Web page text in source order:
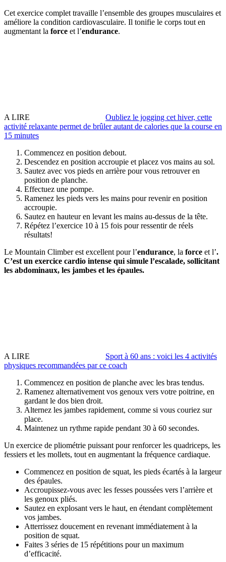
Cet exercice complet travaille l’ensemble des groupes musculaires et
améliore la condition cardiovasculaire. Il tonifie le corps tout en
augmentant la force et l’endurance.
A LIRE
Oubliez le jogging cet hiver, cette
activité relaxante permet de brûler autant de calories que la course en
15 minutes
Commencez en position debout.
Descendez en position accroupie et placez vos mains au sol.
Sautez avec vos pieds en arrière pour vous retrouver en
position de planche.
Effectuez une pompe.
Ramenez les pieds vers les mains pour revenir en position
accroupie.
Sautez en hauteur en levant les mains au-dessus de la tête.
Répétez l’exercice 10 à 15 fois pour ressentir de réels
résultats!
Le Mountain Climber est excellent pour l’endurance, la force et l’.
C’est un exercice cardio intense qui simule l’escalade, sollicitant
les abdominaux, les jambes et les épaules.
A LIRE
Sport à 60 ans : voici les 4 activités
physiques recommandées par ce coach
Commencez en position de planche avec les bras tendus.
Ramenez alternativement vos genoux vers votre poitrine, en
gardant le dos bien droit.
Alternez les jambes rapidement, comme si vous couriez sur
place.
Maintenez un rythme rapide pendant 30 à 60 secondes.
Un exercice de pliométrie puissant pour renforcer les quadriceps, les
fessiers et les mollets, tout en augmentant la fréquence cardiaque.
Commencez en position de squat, les pieds écartés à la largeur
des épaules.
Accroupissez-vous avec les fesses poussées vers l’arrière et
les genoux pliés.
Sautez en explosant vers le haut, en étendant complètement
vos jambes.
Atterrissez doucement en revenant immédiatement à la
position de squat.
Faites 3 séries de 15 répétitions pour un maximum
d’efficacité.